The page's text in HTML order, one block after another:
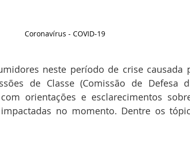
Coronavírus - COVID-19
neste período de crise causada
de Classe (Comissão de Defesa
orientações e esclarecimentos
no momento. Dentre os